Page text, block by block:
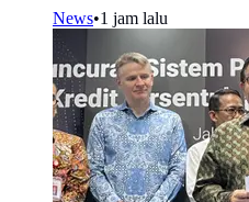
News•1 jam lalu